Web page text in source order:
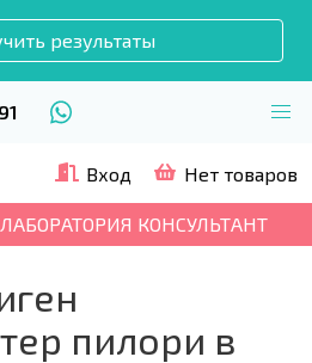
результаты
Вход Нет товаров
КОНСУЛЬТАНТ
пилори в